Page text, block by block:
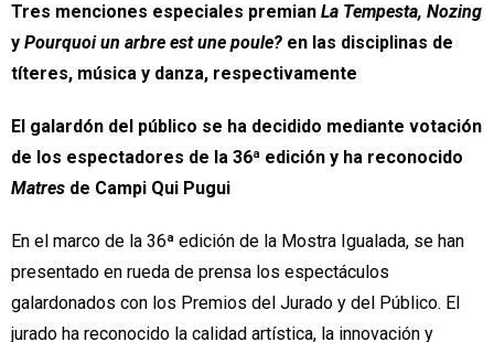
Tres menciones especiales premian La Tempesta, Nozing
y Pourquoi un arbre est une poule? en las disciplinas de
títeres, música y danza, respectivamente
El galardón del público se ha decidido mediante votación
Matres de Campi Qui Pugui
En el marco de la 36ª edición de la Mostra Igualada, se han
presentado en rueda de prensa los espectáculos
galardonados con los Premios del Jurado y del Público. El
jurado ha reconocido la calidad artística, la innovación y